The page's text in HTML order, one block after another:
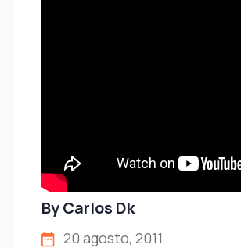
ByCarlos Dk
20 agosto, 2011